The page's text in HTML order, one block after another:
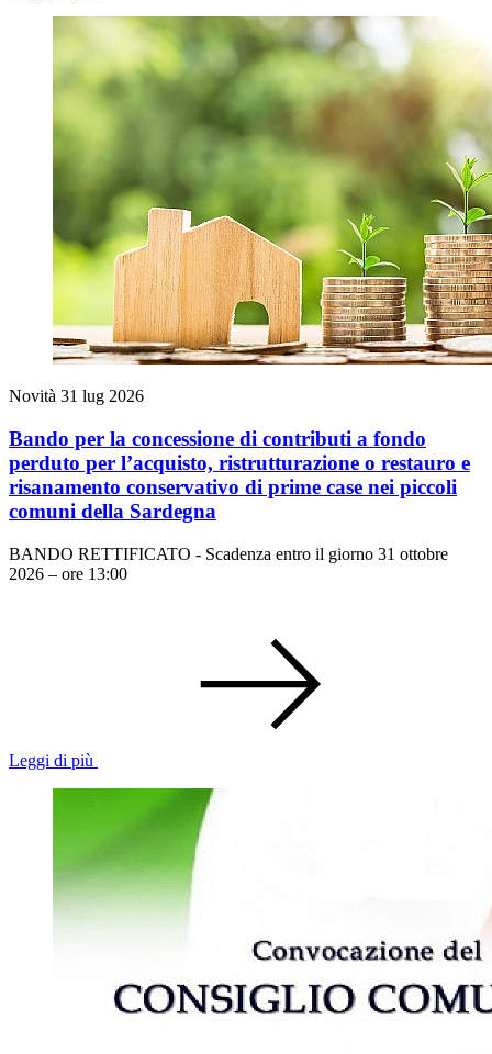
Novità 31 lug 2026
Bando per la concessione di contributi a fondo
perduto per l’acquisto, ristrutturazione o restauro e
risanamento conservativo di prime case nei piccoli
comuni della Sardegna
BANDO RETTIFICATO - Scadenza entro il giorno 31 ottobre
2026 – ore 13:00
Leggi di più